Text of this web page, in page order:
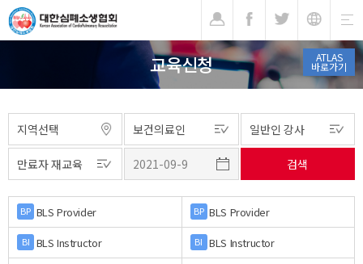
ATLAS
바로가기
교육신청
BP BLS Provider BP BLS Provider
BI BLS Instructor BI BLS Instructor